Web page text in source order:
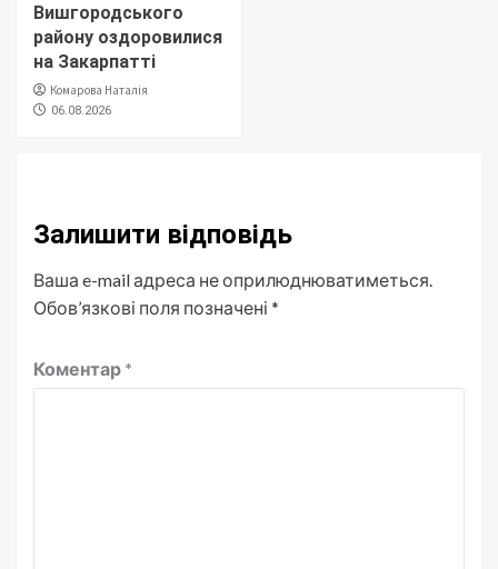
Вишгородського
району оздоровилися
на Закарпатті
Комарова Наталія
06.08.2026
Залишити відповідь
Ваша e-mail адреса не оприлюднюватиметься.
Обов’язкові поля позначені *
Коментар *